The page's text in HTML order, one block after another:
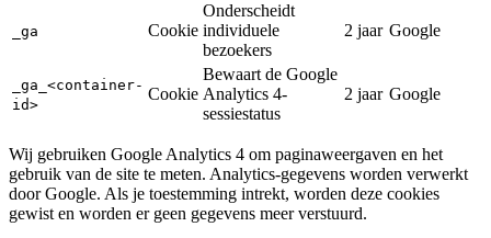
_ga Cookie
Onderscheidt
individuele
bezoekers
2 jaar Google
_ga_<container-
id>
Cookie
Bewaart de Google
Analytics 4-
sessiestatus
2 jaar Google
Wij gebruiken Google Analytics 4 om paginaweergaven en het
gebruik van de site te meten. Analytics-gegevens worden verwerkt
door Google. Als je toestemming intrekt, worden deze cookies
gewist en worden er geen gegevens meer verstuurd.